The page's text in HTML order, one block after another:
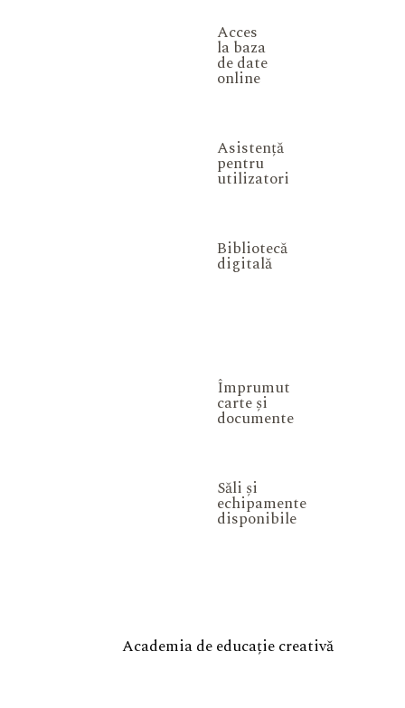
Acces
la baza
de date
online
Asistență
pentru
utilizatori
Bibliotecă
digitală
Împrumut
carte și
documente
Săli și
echipamente
disponibile
Academia de educație creativă